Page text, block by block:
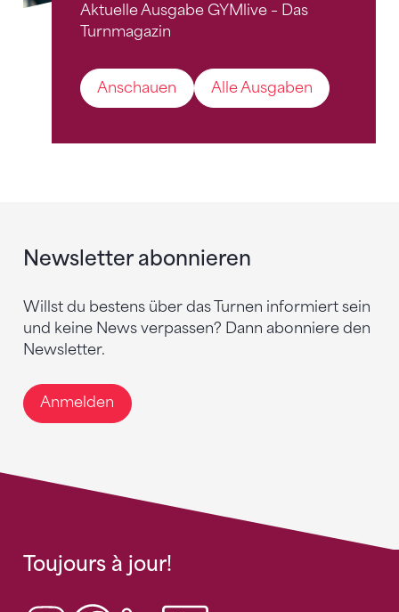
Aktuelle Ausgabe GYMlive – Das
Turnmagazin
Anschauen Alle Ausgaben
Newsletter abonnieren
Willst du bestens über das Turnen informiert sein
und keine News verpassen? Dann abonniere den
Newsletter.
Anmelden
Toujours à jour!